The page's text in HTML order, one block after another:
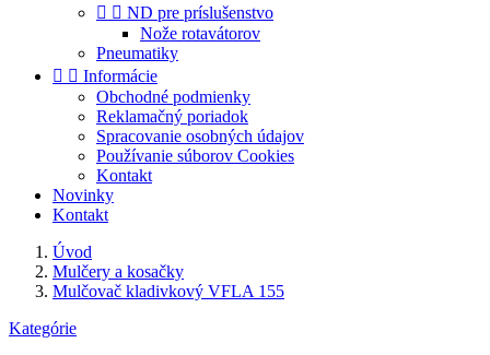
  ND pre príslušenstvo
Nože rotavátorov
Pneumatiky
  Informácie
Obchodné podmienky
Reklamačný poriadok
Spracovanie osobných údajov
Používanie súborov Cookies
Kontakt
Novinky
Kontakt
Úvod
Mulčery a kosačky
Mulčovač kladivkový VFLA 155
Kategórie